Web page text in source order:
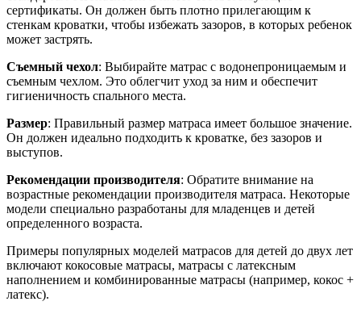
сертификаты. Он должен быть плотно прилегающим к
стенкам кроватки, чтобы избежать зазоров, в которых ребенок
может застрять.
Съемный чехол: Выбирайте матрас с водонепроницаемым и
съемным чехлом. Это облегчит уход за ним и обеспечит
гигиеничность спального места.
Размер: Правильный размер матраса имеет большое значение.
Он должен идеально подходить к кроватке, без зазоров и
выступов.
Рекомендации производителя: Обратите внимание на
возрастные рекомендации производителя матраса. Некоторые
модели специально разработаны для младенцев и детей
определенного возраста.
Примеры популярных моделей матрасов для детей до двух лет
включают кокосовые матрасы, матрасы с латексным
наполнением и комбинированные матрасы (например, кокос +
латекс).